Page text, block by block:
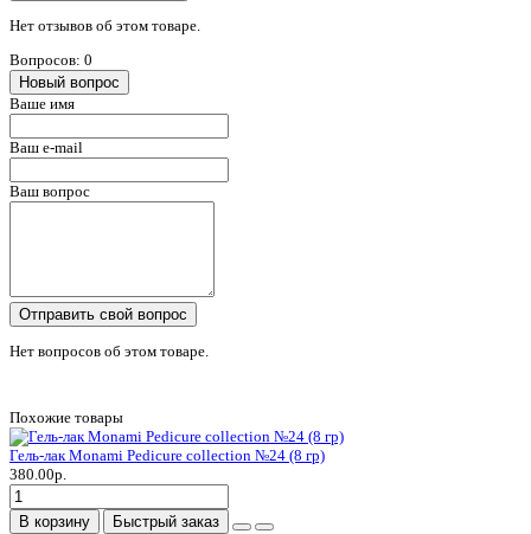
Нет отзывов об этом товаре.
Вопросов: 0
Новый вопрос
Ваше имя
Ваш e-mail
Ваш вопрос
Отправить свой вопрос
Нет вопросов об этом товаре.
Похожие товары
Гель-лак Monami Pedicure collection №24 (8 гр)
380.00р.
В корзину Быстрый заказ